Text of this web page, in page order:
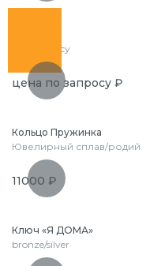
по запросу
цена по запросу ₽
Кольцо Пружинка
Ювелирный сплав/родий
11000 ₽
Ключ «Я ДОМА»
bronze/silver